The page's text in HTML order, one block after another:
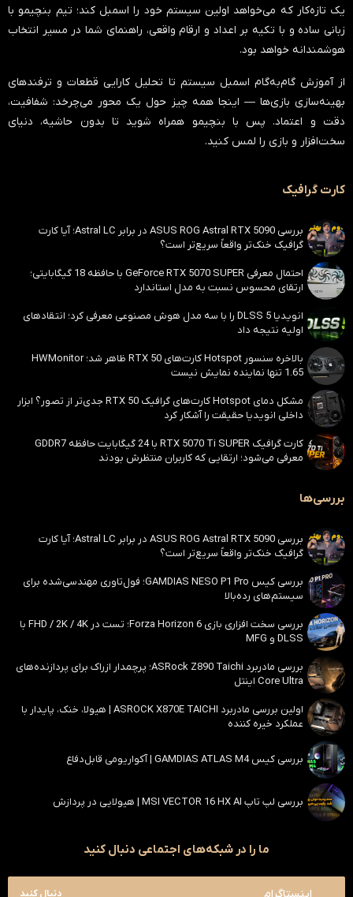
یک تازه‌کار که می‌خواهد اولین سیستم خود را اسمبل کند؛ تیم بنچیمو با
زبانی ساده و با تکیه بر اعداد و ارقام واقعی، راهنمای شما در مسیر انتخاب
هوشمندانه خواهد بود.
از آموزش گام‌به‌گام اسمبل سیستم تا تحلیل کارایی قطعات و ترفندهای
بهینه‌سازی بازی‌ها — اینجا همه چیز حول یک محور می‌چرخد: شفافیت،
دقت و اعتماد. پس با بنچیمو همراه شوید تا بدون حاشیه، دنیای
سخت‌افزار و بازی را لمس کنید.
کارت گرافیک
بررسی ASUS ROG Astral RTX 5090 در برابر Astral LC؛ آیا کارت
گرافیک خنک‌تر واقعاً سریع‌تر است؟
احتمال معرفی GeForce RTX 5070 SUPER با حافظه 18 گیگابایتی؛
ارتقای محسوس نسبت به مدل استاندارد
انویدیا DLSS 5 را با سه مدل هوش مصنوعی معرفی کرد؛ انتقادهای
اولیه نتیجه داد
بالاخره سنسور Hotspot کارت‌های RTX 50 ظاهر شد؛ HWMonitor
1.65 تنها نماینده نمایش نیست
مشکل دمای Hotspot کارت‌های گرافیک RTX 50 جدی‌تر از تصور؟ ابزار
داخلی انویدیا حقیقت را آشکار کرد
کارت گرافیک RTX 5070 Ti SUPER با 24 گیگابایت حافظه GDDR7
معرفی می‌شود؛ ارتقایی که کاربران منتظرش بودند
بررسی‌ها
بررسی ASUS ROG Astral RTX 5090 در برابر Astral LC؛ آیا کارت
گرافیک خنک‌تر واقعاً سریع‌تر است؟
بررسی کیس GAMDIAS NESO P1 Pro؛ فول‌تاوری مهندسی‌شده برای
سیستم‌های رده‌بالا
بررسی سخت افزاری بازی Forza Horizon 6؛ تست در FHD / 2K / 4K با
DLSS و MFG
بررسی مادربرد ASRock Z890 Taichi؛ پرچمدار ازراک برای پردازنده‌های
Core Ultra اینتل
اولین بررسی مادربرد ASROCK X870E TAICHI | هیولا، خنک، پایدار با
عملکرد خیره کننده
بررسی کیس GAMDIAS ATLAS M4 | آکواریومی قابل‌دفاع
بررسی لپ تاپ MSI VECTOR 16 HX AI | هیولایی در پردازش
ما را در شبکه‌های اجتماعی دنبال کنید
دنبال کنید